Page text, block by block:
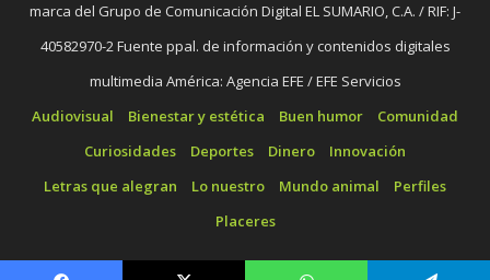
marca del Grupo de Comunicación Digital EL SUMARIO, C.A. / RIF: J-
40582970-2 Fuente ppal. de información y contenidos digitales
multimedia América: Agencia EFE / EFE Servicios
Audiovisual
Bienestar y estética Buen humor
Comunidad
Curiosidades
Deportes Dinero
Innovación
Letras que alegran
Lo nuestro Mundo animal
Perfiles
Placeres